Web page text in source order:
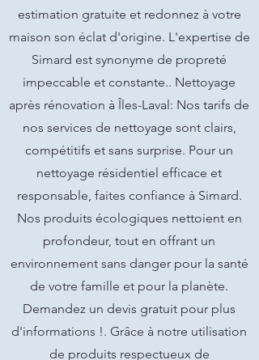
estimation gratuite et redonnez à votre
maison son éclat d'origine. L'expertise de
Simard est synonyme de propreté
impeccable et constante.. Nettoyage
après rénovation à Îles-Laval: Nos tarifs de
nos services de nettoyage sont clairs,
compétitifs et sans surprise. Pour un
nettoyage résidentiel efficace et
responsable, faites confiance à Simard.
Nos produits écologiques nettoient en
profondeur, tout en offrant un
environnement sans danger pour la santé
de votre famille et pour la planète.
Demandez un devis gratuit pour plus
d'informations !. Grâce à notre utilisation
de produits respectueux de